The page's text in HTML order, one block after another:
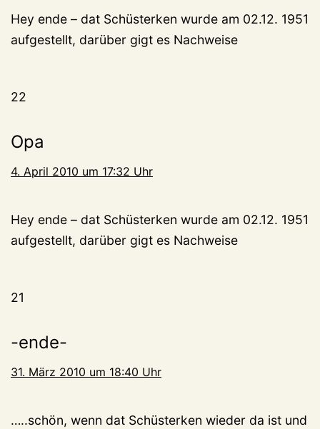
Hey ende – dat Schüsterken wurde am 02.12. 1951
aufgestellt, darüber gigt es Nachweise
22
Opa
4. April 2010 um 17:32 Uhr
Hey ende – dat Schüsterken wurde am 02.12. 1951
aufgestellt, darüber gigt es Nachweise
21
-ende-
31. März 2010 um 18:40 Uhr
…..schön, wenn dat Schüsterken wieder da ist und